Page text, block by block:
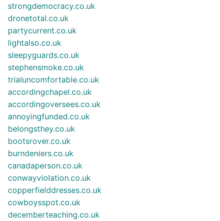
strongdemocracy.co.uk
dronetotal.co.uk
partycurrent.co.uk
lightalso.co.uk
sleepyguards.co.uk
stephensmoke.co.uk
trialuncomfortable.co.uk
accordingchapel.co.uk
accordingoversees.co.uk
annoyingfunded.co.uk
belongsthey.co.uk
bootsrover.co.uk
burndeniers.co.uk
canadaperson.co.uk
conwayviolation.co.uk
copperfielddresses.co.uk
cowboysspot.co.uk
decemberteaching.co.uk